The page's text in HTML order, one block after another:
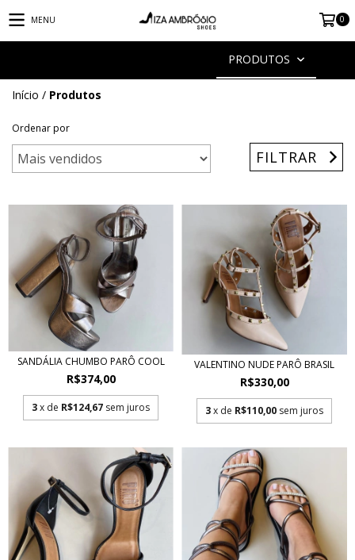
MENU 0
PRODUTOS
Início / Produtos
Ordenar por
FILTRAR
SANDÁLIA CHUMBO PARÔ COOL
R$374,00
3x de R$124,67 sem juros
VALENTINO NUDE PARÔ BRASIL
R$330,00
3x de R$110,00 sem juros